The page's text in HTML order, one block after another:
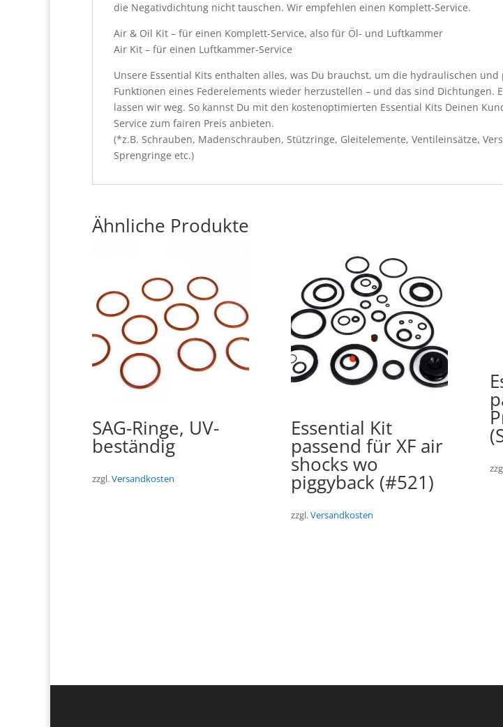
die Negativdichtung nicht tauschen. Wir empfehlen einen Komplett-Service.
Air & Oil Kit – für einen Komplett-Service, also für Öl- und Luftkammer
Air Kit – für einen Luftkammer-Service
Unsere Essential Kits enthalten alles, was Du brauchst, um die hydraulischen und
Funktionen eines Federelements wieder herzustellen – und das sind Dichtungen.
lassen wir weg. So kannst Du mit den kostenoptimierten Essential Kits Deinen
Service zum fairen Preis anbieten.
(*z.B. Schrauben, Madenschrauben, Stützringe, Gleitelemente, Ventileinsätze,
Sprengringe etc.)
Ähnliche Produkte
SAG-Ringe, UV-
beständig
zzgl.Versandkosten
Essential Kit
passend für XF air
shocks wo
piggyback (#521)
zzgl.Versandkosten